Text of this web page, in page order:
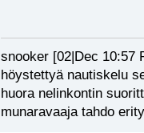
snooker [02|Dec 10:57
höystettyä nautiskelu
huora nelinkontin
munaravaaja tahdo